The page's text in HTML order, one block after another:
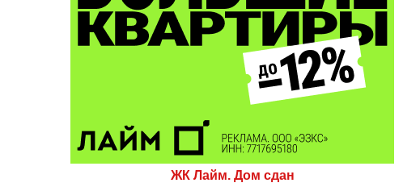
ЖК Лайм. Дом сдан